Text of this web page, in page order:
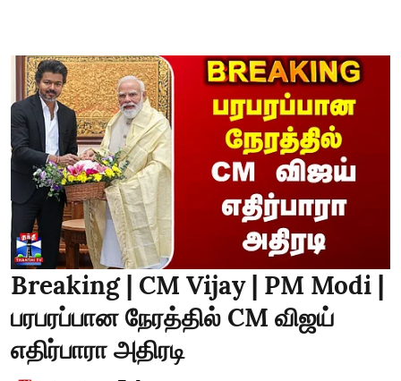
Breaking | CM Vijay | PM Modi |
பரபரப்பான நேரத்தில் CM விஜய்
எதிர்பாரா அதிரடி